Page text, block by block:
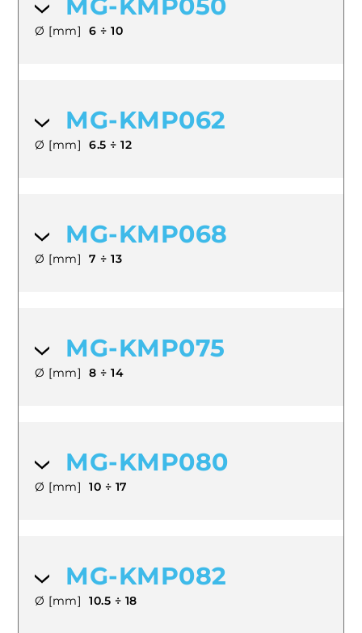
MG-KMP050
Ø [mm] 6 ÷ 10
MG-KMP062
Ø [mm] 6.5 ÷ 12
MG-KMP068
Ø [mm] 7 ÷ 13
MG-KMP075
Ø [mm] 8 ÷ 14
MG-KMP080
Ø [mm] 10 ÷ 17
MG-KMP082
Ø [mm] 10.5 ÷ 18